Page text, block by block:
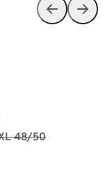
48/50